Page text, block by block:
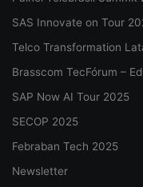
SAS Innovate on Tour
Telco Transformation
Brasscom TecFórum –
SAP Now AI Tour 2025
SECOP 2025
Febraban Tech 2025
Newsletter